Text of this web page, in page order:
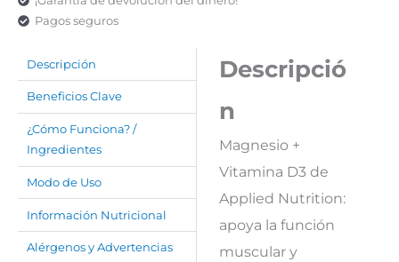
Pagos seguros
Descripción
Beneficios Clave
¿Cómo Funciona? /
Ingredientes
Modo de Uso
Información Nutricional
Alérgenos y Advertencias
Descripció
n
Magnesio +
Vitamina D3 de
Applied Nutrition:
apoya la función
muscular y